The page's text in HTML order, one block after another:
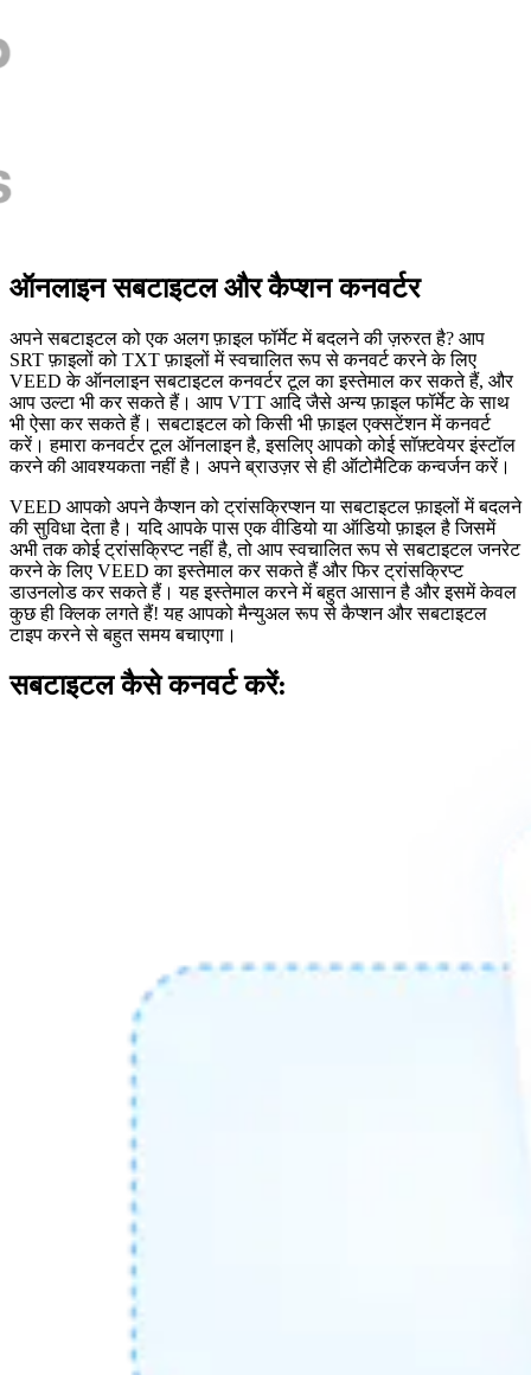
ऑनलाइन सबटाइटल और कैप्शन कनवर्टर
अपने सबटाइटल को एक अलग फ़ाइल फॉर्मेट में बदलने की ज़रुरत है? आप
SRT फ़ाइलों को TXT फ़ाइलों में स्वचालित रूप से कनवर्ट करने के लिए
VEED के ऑनलाइन सबटाइटल कनवर्टर टूल का इस्तेमाल कर सकते हैं, और
आप उल्टा भी कर सकते हैं। आप VTT आदि जैसे अन्य फ़ाइल फॉर्मेट के साथ
भी ऐसा कर सकते हैं। सबटाइटल को किसी भी फ़ाइल एक्सटेंशन में कनवर्ट
करें। हमारा कनवर्टर टूल ऑनलाइन है, इसलिए आपको कोई सॉफ़्टवेयर इंस्टॉल
करने की आवश्यकता नहीं है। अपने ब्राउज़र से ही ऑटोमैटिक कन्वर्जन करें।
VEED आपको अपने कैप्शन को ट्रांसक्रिप्शन या सबटाइटल फ़ाइलों में बदलने
की सुविधा देता है। यदि आपके पास एक वीडियो या ऑडियो फ़ाइल है जिसमें
अभी तक कोई ट्रांसक्रिप्ट नहीं है, तो आप स्वचालित रूप से सबटाइटल जनरेट
करने के लिए VEED का इस्तेमाल कर सकते हैं और फिर ट्रांसक्रिप्ट
डाउनलोड कर सकते हैं। यह इस्तेमाल करने में बहुत आसान है और इसमें केवल
कुछ ही क्लिक लगते हैं! यह आपको मैन्युअल रूप से कैप्शन और सबटाइटल
टाइप करने से बहुत समय बचाएगा।
सबटाइटल कैसे कनवर्ट करें: